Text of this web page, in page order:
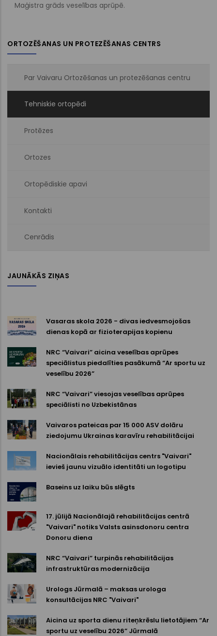
Maģistra grāds veselības aprūpē.
ORTOZĒŠANAS UN PROTEZĒŠANAS CENTRS
Par Vaivaru Ortozēšanas un protezēšanas centru
Tehniskie ortopēdi
Protēzes
Ortozes
Ortopēdiskie apavi
Kontakti
Cenrādis
JAUNĀKĀS ZIŅAS
Vasaras skola 2026 - divas iedvesmojošas
dienas kopā ar fizioterapijas kopienu
NRC “Vaivari” aicina veselības aprūpes
speciālistus piedalīties pasākumā “Ar sportu uz
veselību 2026”
NRC “Vaivari” viesojas veselības aprūpes
speciālisti no Uzbekistānas
Vaivaros pateicas par 15 000 ASV dolāru
ziedojumu Ukrainas karavīru rehabilitācijai
Nacionālais rehabilitācijas centrs "Vaivari"
ievieš jaunu vizuālo identitāti un logotipu
Baseins uz laiku būs slēgts
17. jūlijā Nacionālajā rehabilitācijas centrā
"Vaivari" notiks Valsts asinsdonoru centra
Donoru diena
NRC “Vaivari” turpinās rehabilitācijas
infrastruktūras modernizācija
Urologs Jūrmalā – maksas urologa
konsultācijas NRC "Vaivari"
Aicina uz sporta dienu riteņkrēslu lietotājiem “Ar
sportu uz veselību 2026” Jūrmalā